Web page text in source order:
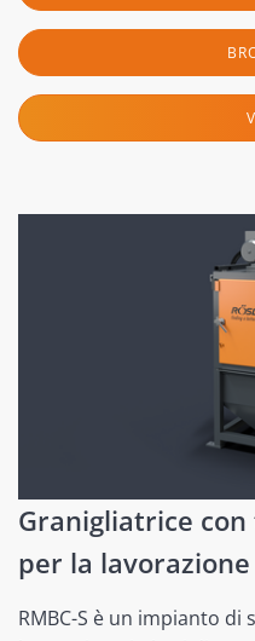
Granigliatrice
per la lavorazione
RMBC-S è un impianto